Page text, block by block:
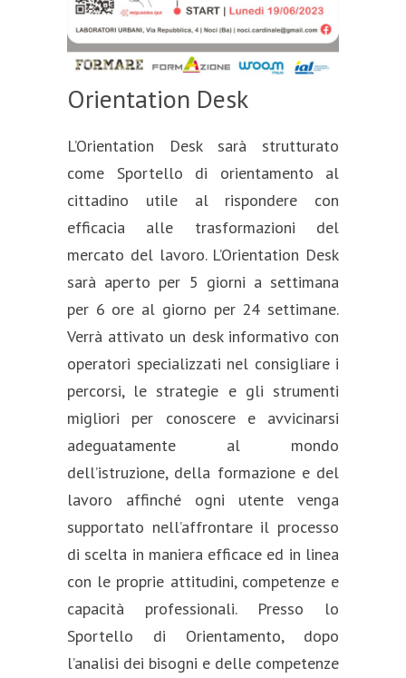
Orientation Desk
L’Orientation Desk sarà strutturato
come Sportello di orientamento al
cittadino utile al rispondere con
efficacia alle trasformazioni del
mercato del lavoro. L’Orientation Desk
sarà aperto per 5 giorni a settimana
per 6 ore al giorno per 24 settimane.
Verrà attivato un desk informativo con
operatori specializzati nel consigliare i
percorsi, le strategie e gli strumenti
migliori per conoscere e avvicinarsi
adeguatamente al mondo
dell’istruzione, della formazione e del
lavoro affinché ogni utente venga
supportato nell’affrontare il processo
di scelta in maniera efficace ed in linea
con le proprie attitudini, competenze e
capacità professionali. Presso lo
Sportello di Orientamento, dopo
l’analisi dei bisogni e delle competenze